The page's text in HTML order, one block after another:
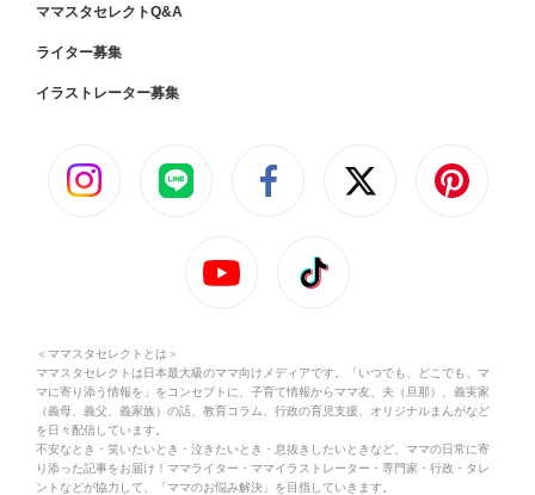
ママスタセレクトQ&A
ライター募集
イラストレーター募集
＜ママスタセレクトとは＞
ママスタセレクトは日本最大級のママ向けメディアです。「いつでも、どこでも、マ
マに寄り添う情報を」をコンセプトに、子育て情報からママ友、夫（旦那）、義実家
（義母、義父、義家族）の話、教育コラム、行政の育児支援、オリジナルまんがなど
を日々配信しています。
不安なとき・笑いたいとき・泣きたいとき・息抜きしたいときなど、ママの日常に寄
り添った記事をお届け！ママライター・ママイラストレーター・専門家・行政・タレ
ントなどが協力して、「ママのお悩み解決」を目指していきます。